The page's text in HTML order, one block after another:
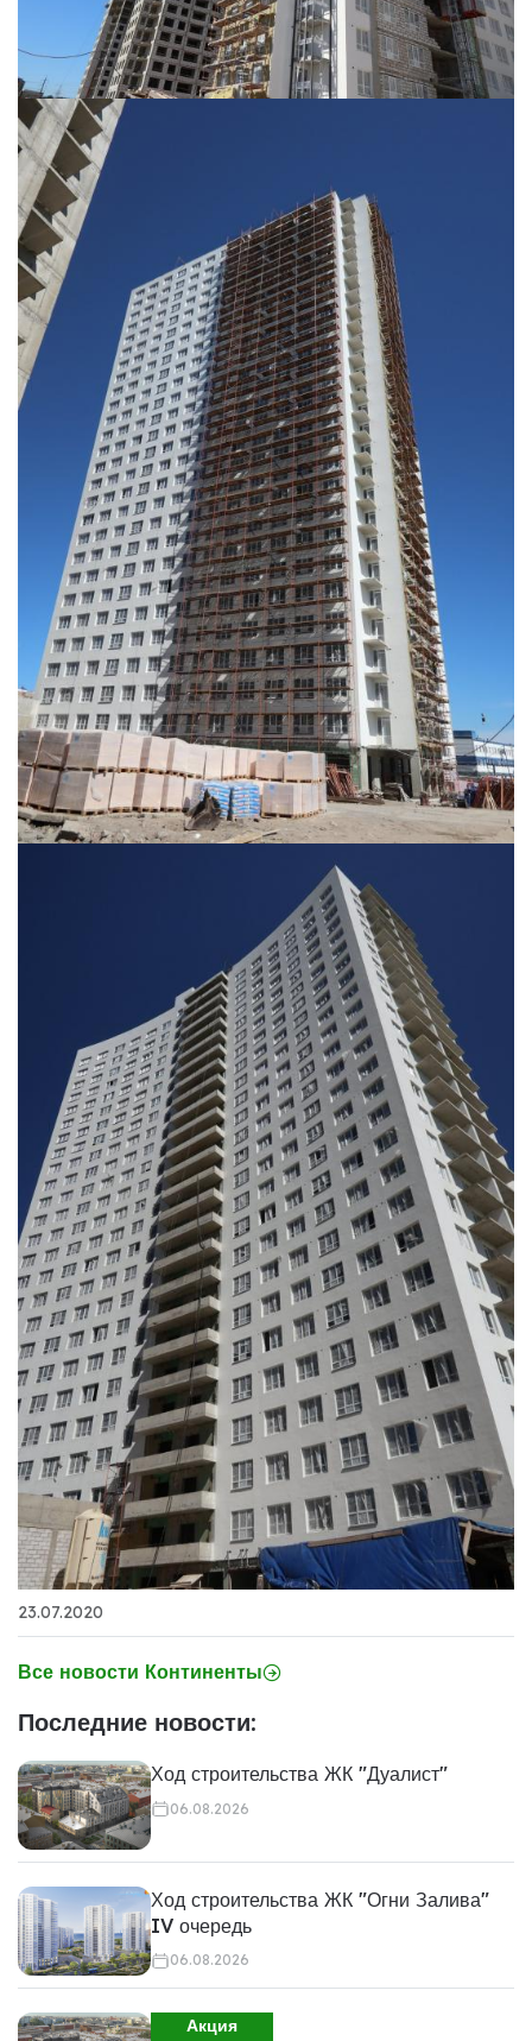
23.07.2020
Все новости Континенты
Последние новости:
Ход строительства ЖК "Дуалист"
06.08.2026
Ход строительства ЖК "Огни Залива"
IV очередь
06.08.2026
Акция